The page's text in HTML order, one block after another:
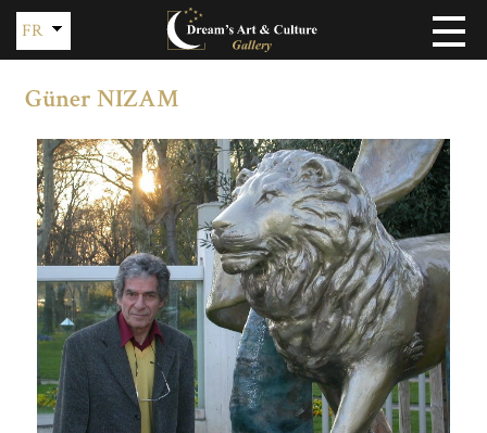
FR
Güner NIZAM